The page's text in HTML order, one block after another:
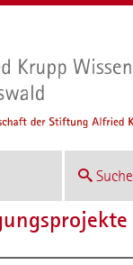
Suche